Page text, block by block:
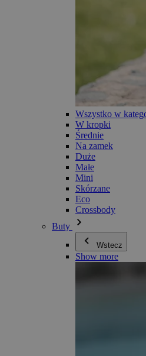
Wszystko w
W kropki
Średnie
Na zamek
Duże
Małe
Mini
Skórzane
Eco
Crossbody
Buty
Wstecz
Show more